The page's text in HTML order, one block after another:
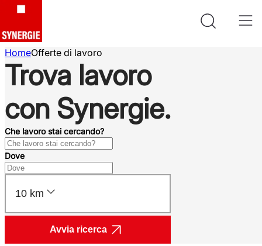
HomeOfferte di lavoro
Trova lavoro
con Synergie.
Che lavoro stai cercando?
Dove
10 km
Avvia ricerca